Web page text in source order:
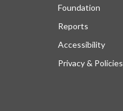
Foundation
Reports
Accessibility
Privacy & Policies